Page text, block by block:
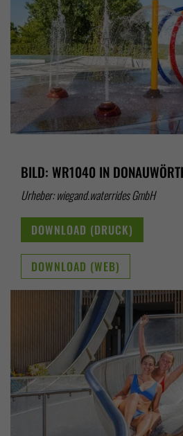
BILD: WR1040 IN
Urheber: wiegand.waterrides GmbH
DOWNLOAD (DRUCK)
DOWNLOAD (WEB)